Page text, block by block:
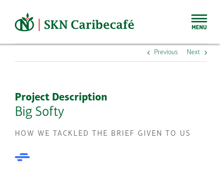
content
Previous Next
Project Description
Big Softy
HOW WE TACKLED THE BRIEF GIVEN TO US